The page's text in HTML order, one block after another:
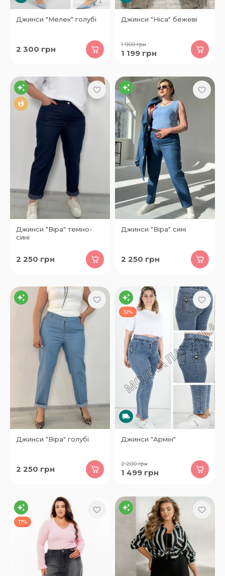
Джинси "Мелек" голубі
2 300 грн
Джинси "Ніса" бежеві
1 900грн
1 199 грн
Джинси "Віра" темно-
сині
2 250 грн
Джинси "Віра" сині
2 250 грн
Джинси "Віра" голубі
2 250 грн
32%
Джинси "Армін"
2 200грн
1 499 грн
17%